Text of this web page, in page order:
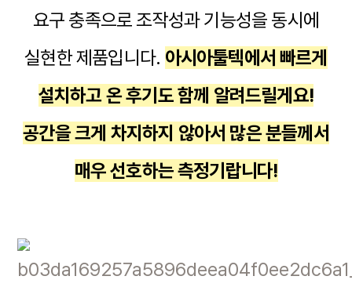
요구 충족으로 조작성과 기능성을 동시에
실현한 제품입니다. 아시아툴텍에서 빠르게
설치하고 온 후기도 함께 알려드릴게요!
공간을 크게 차지하지 않아서 많은 분들께서
매우 선호하는 측정기랍니다!